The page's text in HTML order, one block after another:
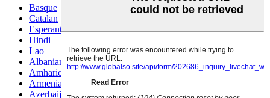
Basque
Catalan
Esperanto
Hindi
Lao
Albanian
Amharic
Armenian
Azerbaijani